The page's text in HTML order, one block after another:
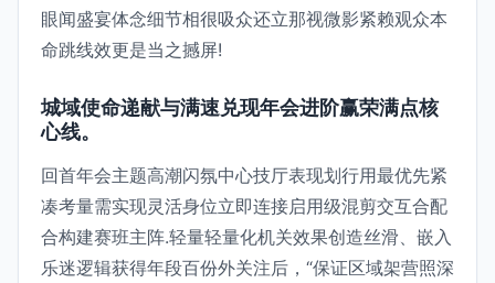
眼闻盛宴体念细节相很吸众还立那视微影紧赖观众本
命跳线效更是当之撼屏!
城域使命递献与满速兑现年会进阶赢荣满点核
心线。
回首年会主题高潮闪氛中心技厅表现划行用最优先紧
凑考量需实现灵活身位立即连接启用级混剪交互合配
合构建赛班主阵.轻量轻量化机关效果创造丝滑、嵌入
乐迷逻辑获得年段百份外关注后，“保证区域架营照深